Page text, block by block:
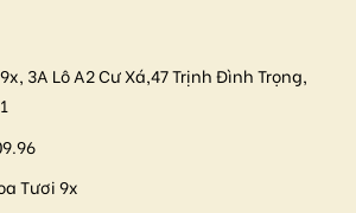
3A Lô A2 Cư Xá,47 Trịnh Đình Trọng,
Tươi 9x